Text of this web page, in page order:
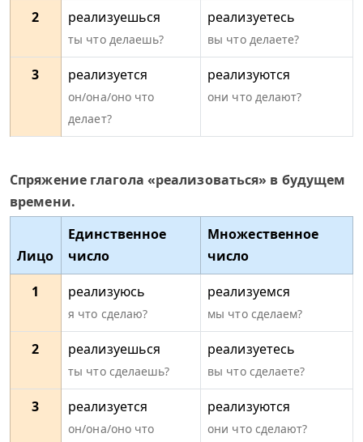
2 реализуешься
ты что делаешь?
реализуетесь
вы что делаете?
3 реализуется
он/она/оно что
делает?
реализуются
они что делают?
Спряжение глагола «реализоваться» в будущем
времени.
Лицо
Единственное
число
Множественное
число
1
реализуюсь
я что сделаю?
реализуемся
мы что сделаем?
2 реализуешься
ты что сделаешь?
реализуетесь
вы что сделаете?
3 реализуется
он/она/оно что
реализуются
они что сделают?